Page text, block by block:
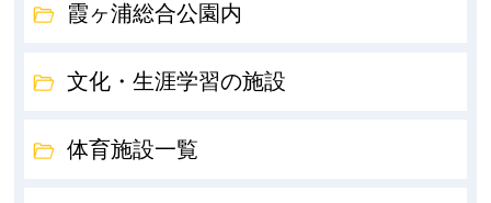
霞ヶ浦総合公園内
文化・生涯学習の施設
体育施設一覧